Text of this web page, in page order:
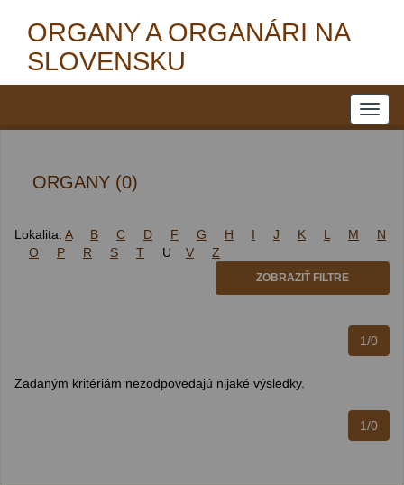
ORGANY A ORGANÁRI NA
SLOVENSKU
ORGANY (0)
Lokalita: A B C D F G H I J K L M
N
O
P R S T U V Z
ZOBRAZIŤ FILTRE
1/0
Zadaným kritériám nezodpovedajú nijaké výsledky.
1/0